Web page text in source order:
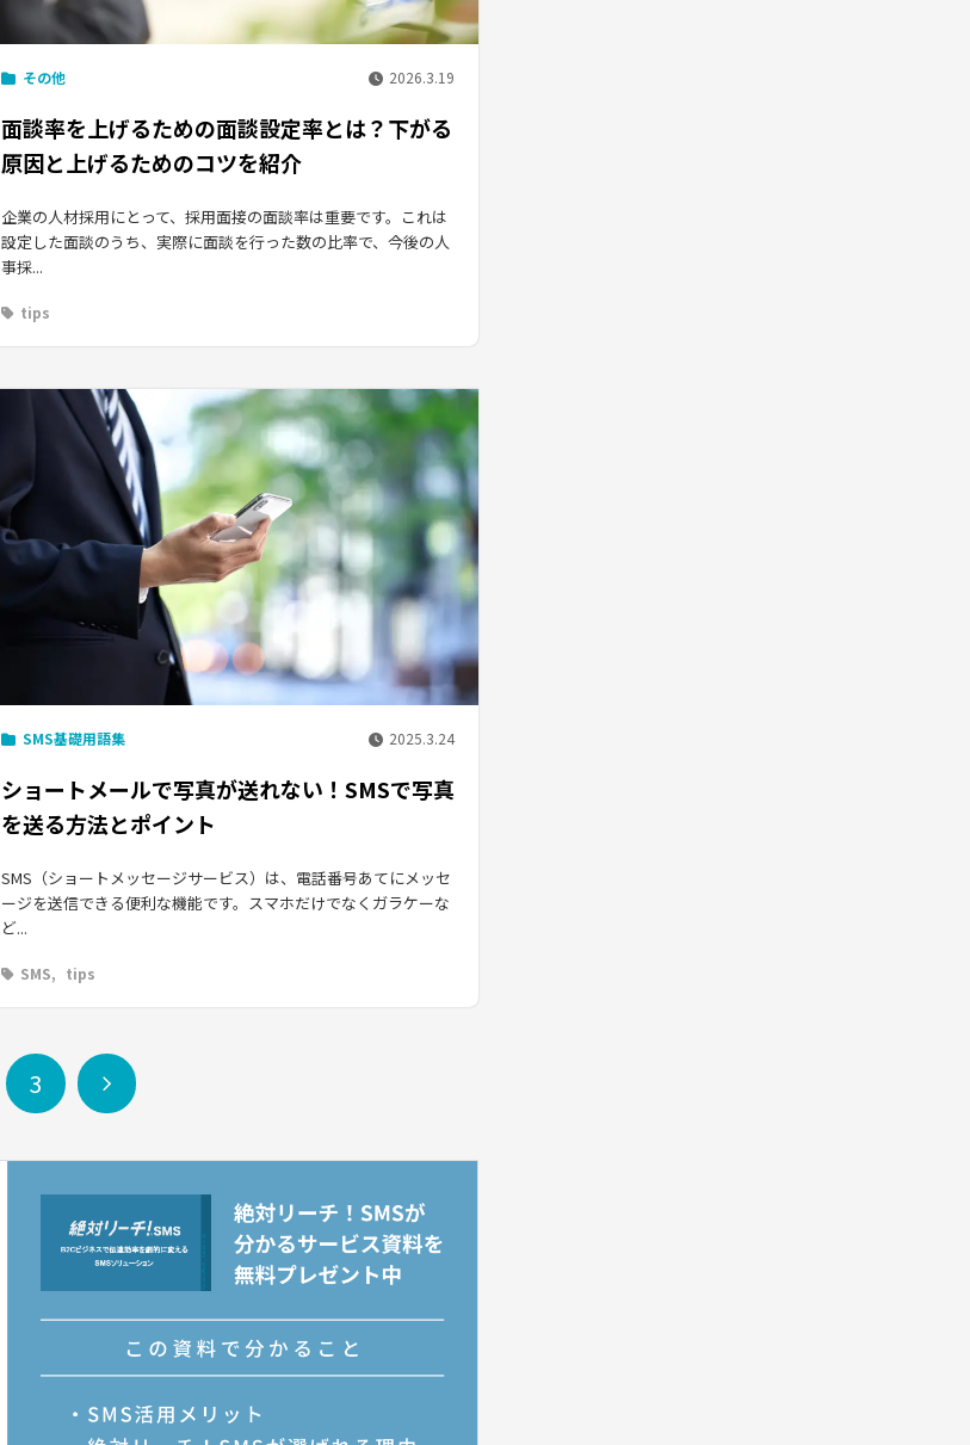
その他 2026.3.19
面談率を上げるための面談設定率とは？下がる
原因と上げるためのコツを紹介
企業の人材採用にとって、採用面接の面談率は重要です。これは
設定した面談のうち、実際に面談を行った数の比率で、今後の人
事採...
tips
SMS基礎用語集 2025.3.24
ショートメールで写真が送れない！SMSで写真
を送る方法とポイント
SMS（ショートメッセージサービス）は、電話番号あてにメッセ
ージを送信できる便利な機能です。スマホだけでなくガラケーな
ど...
SMS tips
3
次